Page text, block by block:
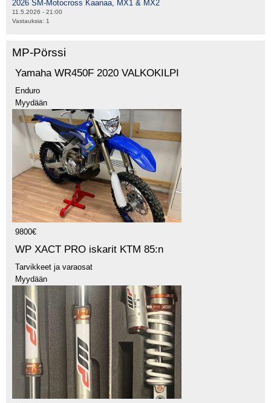
2026 SM-Motocross Kaanaa, MX1 & MX2
11.5.2026 - 21:00
Vastauksia: 1
MP-Pörssi
Yamaha WR450F 2020 VALKOKILPI
Enduro
Myydään
9800€
WP XACT PRO iskarit KTM 85:n
Tarvikkeet ja varaosat
Myydään